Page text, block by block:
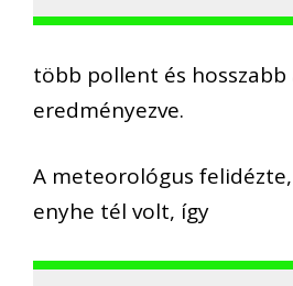
több pollent és
eredményezve.
A meteorológus
enyhe tél volt, így